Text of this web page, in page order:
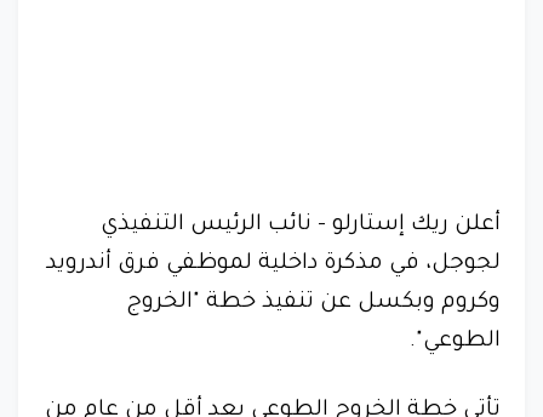
أعلن ريك إستارلو - نائب الرئيس التنفيذي
لجوجل، في مذكرة داخلية لموظفي فرق أندرويد
وكروم وبكسل عن تنفيذ خطة "الخروج
الطوعي".
تأتي خطة الخروج الطوعي بعد أقل من عام من